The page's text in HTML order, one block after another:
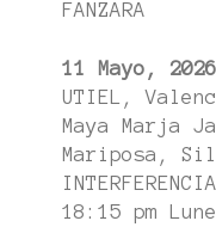
FANZARA
11 Mayo, 2026
UTIEL,
Maya Marja
Mariposa,
18:15 pm